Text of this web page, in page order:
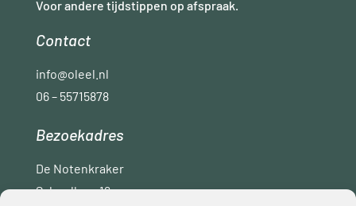
Voor andere tijdstippen op afspraak.
Contact
info@oleel.nl
06 – 55715878
Bezoekadres
De Notenkraker
Schoollaan 16